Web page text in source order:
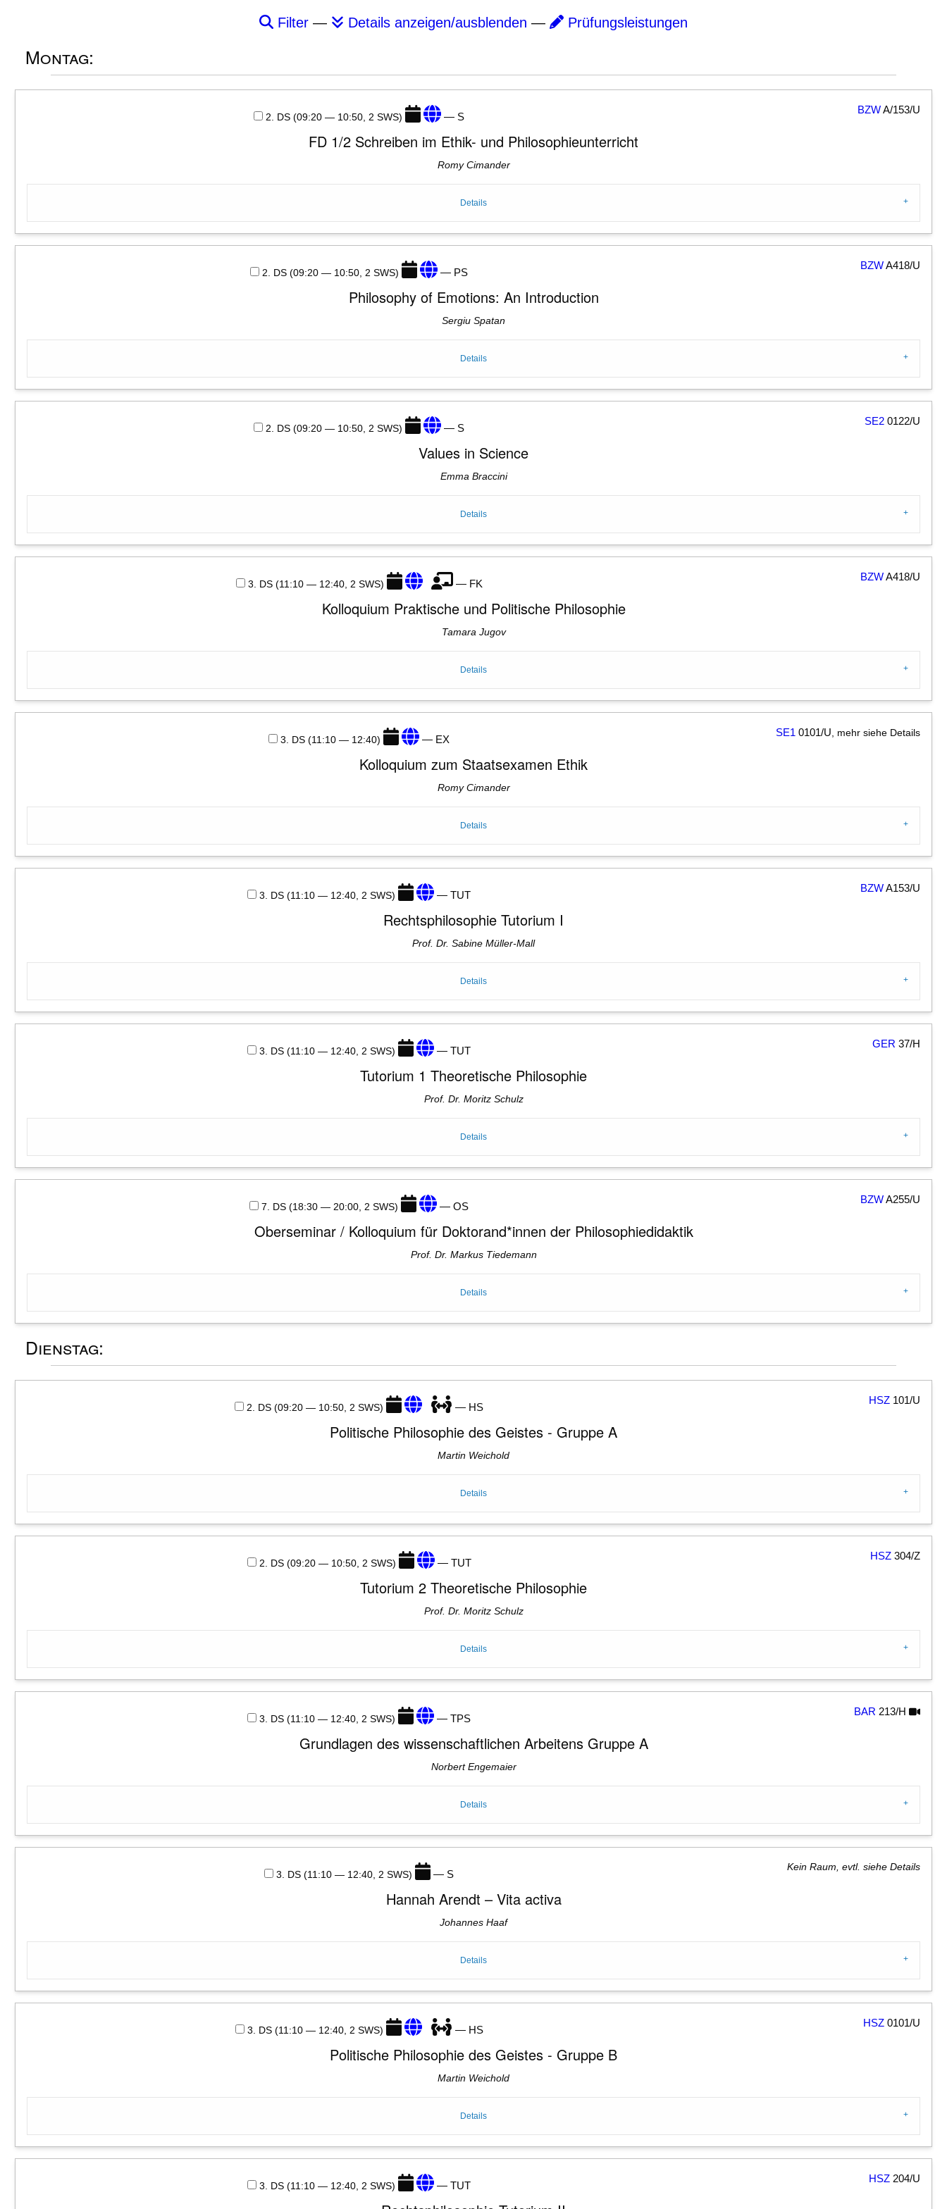
Filter — Details anzeigen/ausblenden — Prüfungsleistungen
Montag:
2. DS (09:20 — 10:50, 2 SWS) — S
BZWA/153/U
FD 1/2 Schreiben im Ethik- und Philosophieunterricht
Romy Cimander
Details
2. DS (09:20 — 10:50, 2 SWS) — PS
BZWA418/U
Philosophy of Emotions: An Introduction
Sergiu Spatan
Details
2. DS (09:20 — 10:50, 2 SWS) — S
SE2 0122/U
Values in Science
Emma Braccini
Details
3. DS (11:10 — 12:40, 2 SWS) — FK
BZWA418/U
Kolloquium Praktische und Politische Philosophie
Tamara Jugov
Details
3. DS (11:10 — 12:40) — EX
SE1 0101/U , mehr siehe Details
Kolloquium zum Staatsexamen Ethik
Romy Cimander
Details
3. DS (11:10 — 12:40, 2 SWS) — TUT
BZWA153/U
Rechtsphilosophie Tutorium I
Prof. Dr. Sabine Müller-Mall
Details
3. DS (11:10 — 12:40, 2 SWS) — TUT
GER 37/H
Tutorium 1 Theoretische Philosophie
Prof. Dr. Moritz Schulz
Details
7. DS (18:30 — 20:00, 2 SWS) — OS
BZWA255/U
Oberseminar / Kolloquium für Doktorand*innen der Philosophiedidaktik
Prof. Dr. Markus Tiedemann
Details
Dienstag:
2. DS (09:20 — 10:50, 2 SWS) — HS
HSZ 101/U
Politische Philosophie des Geistes - Gruppe A
Martin Weichold
Details
2. DS (09:20 — 10:50, 2 SWS) — TUT
HSZ 304/Z
Tutorium 2 Theoretische Philosophie
Prof. Dr. Moritz Schulz
Details
3. DS (11:10 — 12:40, 2 SWS) — TPS
BAR 213/H
Grundlagen des wissenschaftlichen Arbeitens Gruppe A
Norbert Engemaier
Details
3. DS (11:10 — 12:40, 2 SWS) — S
Kein Raum, evtl. siehe Details
Hannah Arendt – Vita activa
Johannes Haaf
Details
3. DS (11:10 — 12:40, 2 SWS) — HS
HSZ 0101/U
Politische Philosophie des Geistes - Gruppe B
Martin Weichold
Details
3. DS (11:10 — 12:40, 2 SWS) — TUT
HSZ 204/U